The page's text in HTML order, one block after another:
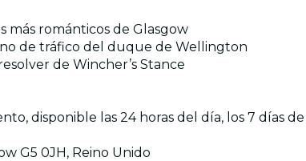
más románticos de Glasgow
de tráfico del duque de Wellington
de Wincher’s Stance
disponible las 24 horas del día, los 7 días
G5 0JH, Reino Unido